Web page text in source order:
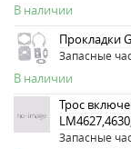
В наличии
Прокладки
Запасные
В наличии
Трос
Запасные